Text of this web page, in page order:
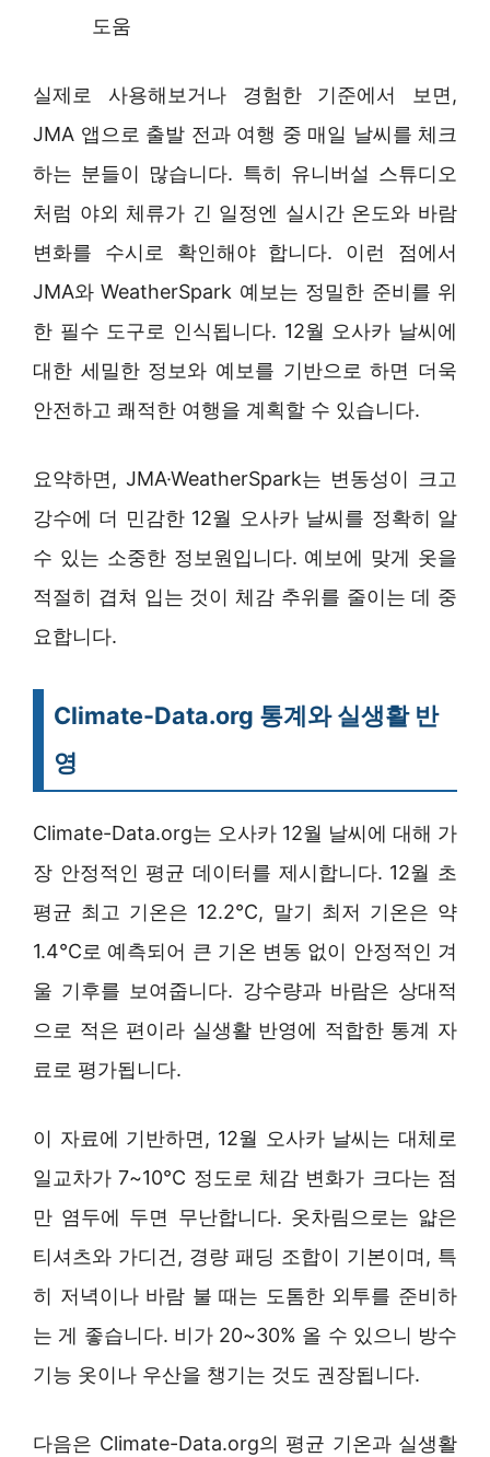
도움
실제로 사용해보거나 경험한 기준에서 보면,
JMA 앱으로 출발 전과 여행 중 매일 날씨를 체크
하는 분들이 많습니다. 특히 유니버설 스튜디오
처럼 야외 체류가 긴 일정엔 실시간 온도와 바람
변화를 수시로 확인해야 합니다. 이런 점에서
JMA와 WeatherSpark 예보는 정밀한 준비를 위
한 필수 도구로 인식됩니다. 12월 오사카 날씨에
대한 세밀한 정보와 예보를 기반으로 하면 더욱
안전하고 쾌적한 여행을 계획할 수 있습니다.
요약하면, JMA·WeatherSpark는 변동성이 크고
강수에 더 민감한 12월 오사카 날씨를 정확히 알
수 있는 소중한 정보원입니다. 예보에 맞게 옷을
적절히 겹쳐 입는 것이 체감 추위를 줄이는 데 중
요합니다.
Climate-Data.org 통계와 실생활 반
영
Climate-Data.org는 오사카 12월 날씨에 대해 가
장 안정적인 평균 데이터를 제시합니다. 12월 초
평균 최고 기온은 12.2°C, 말기 최저 기온은 약
1.4°C로 예측되어 큰 기온 변동 없이 안정적인 겨
울 기후를 보여줍니다. 강수량과 바람은 상대적
으로 적은 편이라 실생활 반영에 적합한 통계 자
료로 평가됩니다.
이 자료에 기반하면, 12월 오사카 날씨는 대체로
일교차가 7~10°C 정도로 체감 변화가 크다는 점
만 염두에 두면 무난합니다. 옷차림으로는 얇은
티셔츠와 가디건, 경량 패딩 조합이 기본이며, 특
히 저녁이나 바람 불 때는 도톰한 외투를 준비하
는 게 좋습니다. 비가 20~30% 올 수 있으니 방수
기능 옷이나 우산을 챙기는 것도 권장됩니다.
다음은 Climate-Data.org의 평균 기온과 실생활